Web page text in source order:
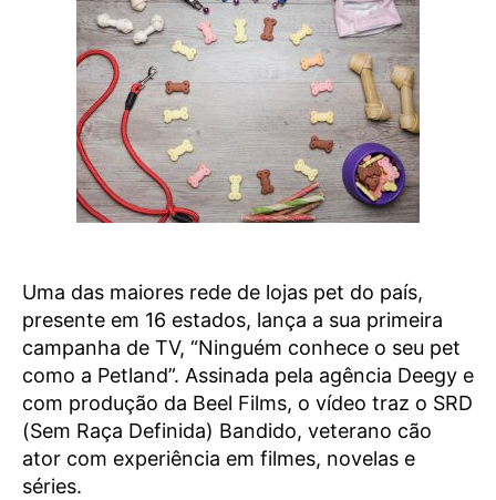
Uma das maiores rede de lojas pet do país,
presente em 16 estados, lança a sua primeira
campanha de TV, “Ninguém conhece o seu pet
como a Petland”. Assinada pela agência Deegy e
com produção da Beel Films, o vídeo traz o SRD
(Sem Raça Definida) Bandido, veterano cão
ator com experiência em filmes, novelas e
séries.